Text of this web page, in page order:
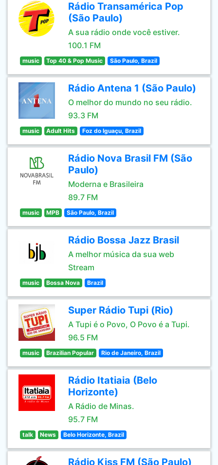
Rádio Transamérica Pop
(São Paulo)
A sua rádio onde você estiver.
100.1 FM
music Top 40 & Pop Music São Paulo, Brazil
Rádio Antena 1 (São Paulo)
O melhor do mundo no seu rádio.
93.3 FM
music Adult Hits Foz do Iguaçu, Brazil
Rádio Nova Brasil FM (São
Paulo)
Moderna e Brasileira
89.7 FM
music MPB São Paulo, Brazil
Rádio Bossa Jazz Brasil
A melhor música da sua web
Stream
music Bossa Nova Brazil
Super Rádio Tupi (Rio)
A Tupi é o Povo, O Povo é a Tupi.
96.5 FM
music Brazilian Popular Rio de Janeiro, Brazil
Rádio Itatiaia (Belo
Horizonte)
A Rádio de Minas.
95.7 FM
talk News Belo Horizonte, Brazil
Rádio Kiss FM (São Paulo)